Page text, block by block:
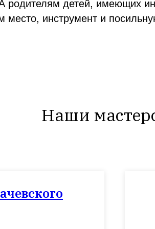
А родителям детей, имеющих
место, инструмент и
Наши